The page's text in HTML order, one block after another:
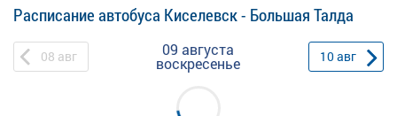
Расписание автобуса Киселевск - Большая Талда
08 авг 09 августа
воскресенье 10авг